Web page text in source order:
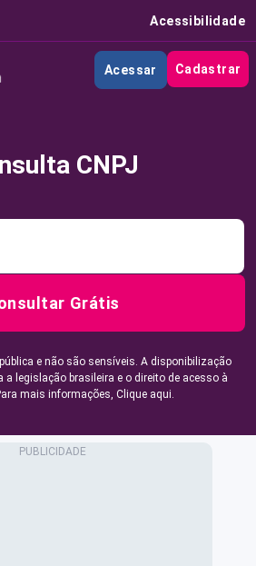
Acessibilidade
Acessar Cadastrar
CNPJ
Grátis
e não são sensíveis. A disponibilização
a legislação brasileira e o direito de acesso à
mais informações, Clique aqui.